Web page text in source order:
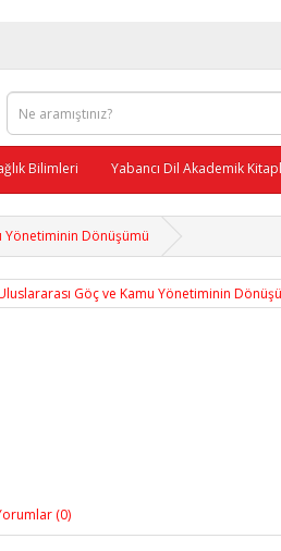
Bilimleri Yabancı Dil Akademik
Yönetiminin Dönüşümü
(0)